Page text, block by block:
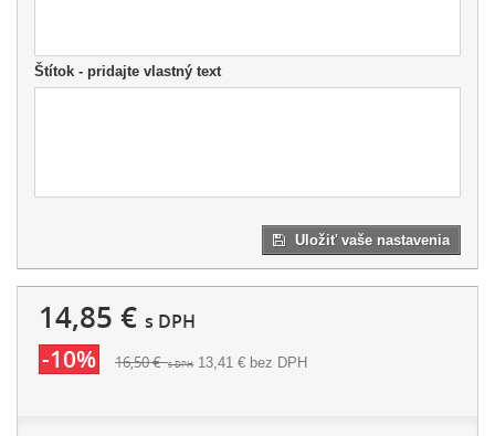
Štítok - pridajte vlastný text
Uložiť vaše nastavenia
14,85 € s DPH
-10% 16,50 € s DPH 13,41 € bez DPH